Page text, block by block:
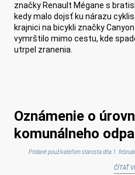
značky Renault Mégane s
kedy malo dojsť ku nárazu
krajnici na bicykli značky
vymrštilo mimo cestu, kde
utrpel zranenia.
Oznámenie o
komunálneho
Pridané používateľomstarostadňa 1.
ČÍTAŤ